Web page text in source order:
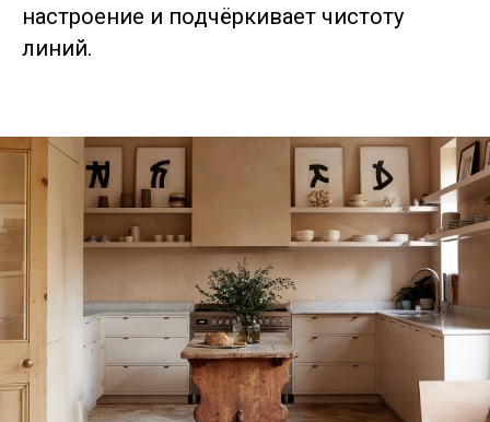
настроение и подчёркивает чистоту
линий.